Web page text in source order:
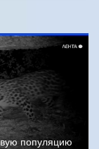
популяцию